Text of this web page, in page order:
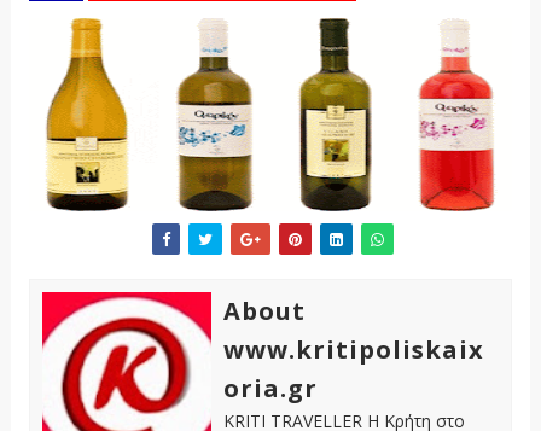
About
www.kritipoliskaix
oria.gr
KRITI TRAVELLER Η Κρήτη στο